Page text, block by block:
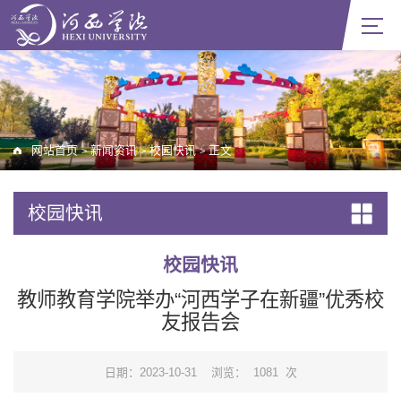
网站首页 > 新闻资讯 > 校园快讯 > 正文
校园快讯
校园快讯
教师教育学院举办“河西学子在新疆”优秀校
友报告会
日期：2023-10-31 浏览： 1081 次